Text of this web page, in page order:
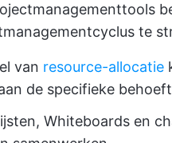
te
van resource-allocatie
de specifieke
Whiteboards en